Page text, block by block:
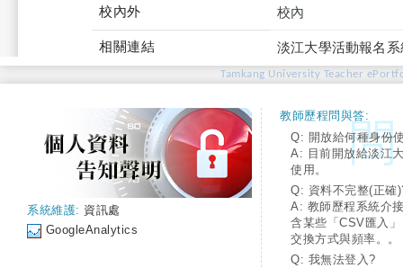
校內外 校內
相關連結 淡江大學活動報名
Tamkang University Teacher
系統維護: 資訊處
GoogleAnalytics
教師歷程問與答:
Q: 開放給何種身份
A: 目前開放給淡江
使用。
Q: 資料不完整(正確
A: 教師歷程系統介
含某些「CSV匯入
交換方式與頻率。。
Q: 我無法登入?